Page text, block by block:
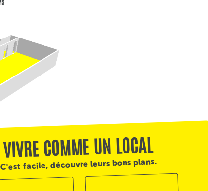
VIVRE COMME UN LOCAL
C'est facile, découvre leurs bons plans.